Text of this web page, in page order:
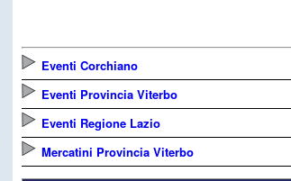
Eventi Corchiano
Eventi Provincia Viterbo
Eventi Regione Lazio
Mercatini Provincia Viterbo